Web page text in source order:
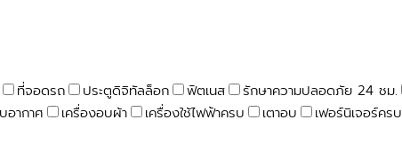
ที่จอดรถ ประตูดิจิทัลล็อก ฟิตเนส รักษาความปลอดภัย 24 ชม.
อากาศ เครื่องอบผ้า เครื่องใช้ไฟฟ้าครบ เตาอบ เฟอร์นิเจอร์ครบ